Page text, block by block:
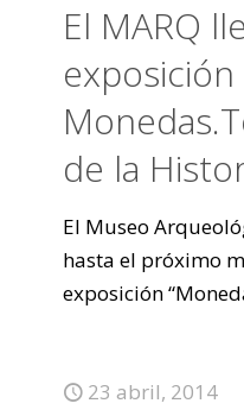
El MARQ
de la
El Museo
hasta el próximo
exposición
23 abril, 2014